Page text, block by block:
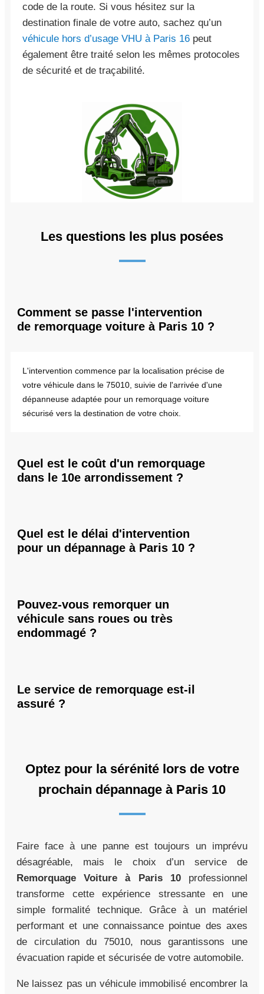
code de la route. Si vous hésitez sur la
destination finale de votre auto, sachez qu’un
véhicule hors d’usage VHU à Paris 16 peut
également être traité selon les mêmes protocoles
de sécurité et de traçabilité.
Les questions les plus posées
Comment se passe l'intervention
de remorquage voiture à Paris 10 ?
L'intervention commence par la localisation précise de
votre véhicule dans le 75010, suivie de l'arrivée d'une
dépanneuse adaptée pour un remorquage voiture
sécurisé vers la destination de votre choix.
Quel est le coût d'un remorquage
dans le 10e arrondissement ?
Quel est le délai d'intervention
pour un dépannage à Paris 10 ?
Pouvez-vous remorquer un
véhicule sans roues ou très
endommagé ?
Le service de remorquage est-il
assuré ?
Optez pour la sérénité lors de votre
prochain dépannage à Paris 10
Faire face à une panne est toujours un imprévu
désagréable, mais le choix d’un service de
Remorquage Voiture à Paris 10professionnel
transforme cette expérience stressante en une
simple formalité technique. Grâce à un matériel
performant et une connaissance pointue des axes
de circulation du 75010, nous garantissons une
évacuation rapide et sécurisée de votre automobile.
Ne laissez pas un véhicule immobilisé encombrer la